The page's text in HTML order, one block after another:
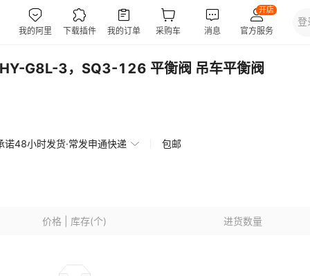
G8L-3，SQ3-126 平衡阀 吊车平衡阀
诺48小时发货·常发申通快递 包邮
价格 | 库存(个) 进货数量